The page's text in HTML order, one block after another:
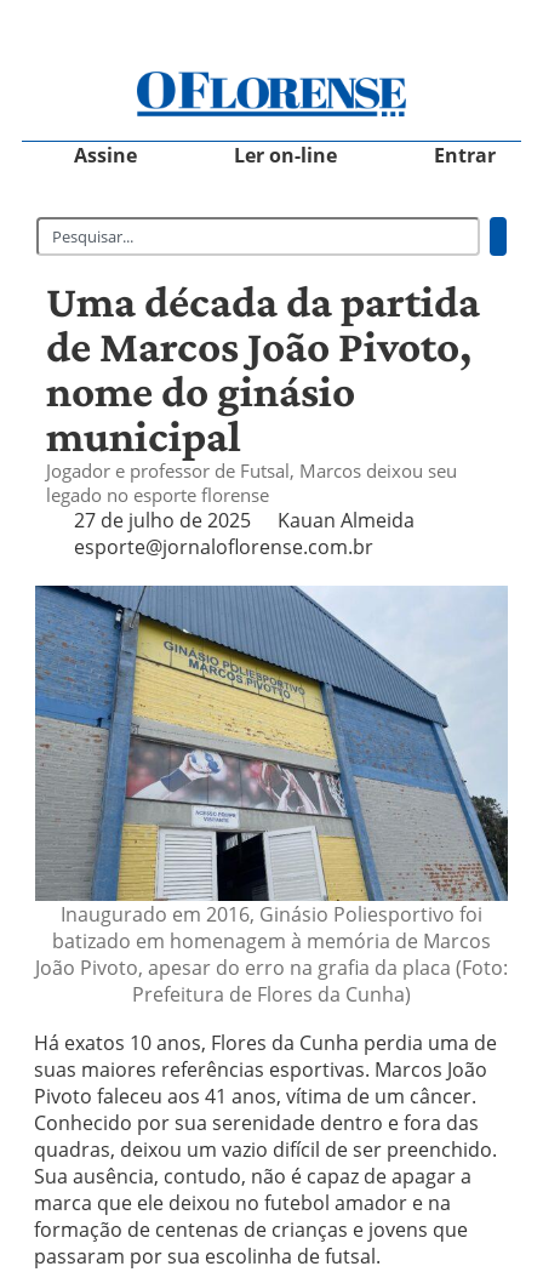
Assine Ler on-line Entrar
Uma década da partida
de Marcos João Pivoto,
nome do ginásio
municipal
Jogador e professor de Futsal, Marcos deixou seu
legado no esporte florense
27 de julho de 2025
Kauan Almeida
esporte@jornaloflorense.com.br
Inaugurado em 2016, Ginásio Poliesportivo foi
batizado em homenagem à memória de Marcos
João Pivoto, apesar do erro na grafia da placa (Foto:
Prefeitura de Flores da Cunha)
Há exatos 10 anos, Flores da Cunha perdia uma de
suas maiores referências esportivas. Marcos João
Pivoto faleceu aos 41 anos, vítima de um câncer.
Conhecido por sua serenidade dentro e fora das
quadras, deixou um vazio difícil de ser preenchido.
Sua ausência, contudo, não é capaz de apagar a
marca que ele deixou no futebol amador e na
formação de centenas de crianças e jovens que
passaram por sua escolinha de futsal.